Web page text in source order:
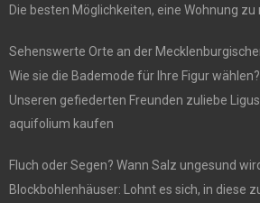
Die besten Möglichkeiten, eine Wohnung zu
Sehenswerte Orte an der
Wie sie die Bademode für Ihre Figur wählen?
Unseren gefiederten Freunden zuliebe
aquifolium kaufen
Fluch oder Segen? Wann Salz ungesund
Blockbohlenhäuser: Lohnt es sich, in diese